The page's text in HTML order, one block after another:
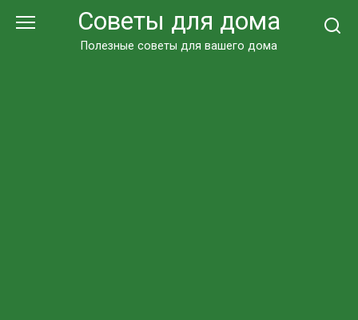
Советы для дома
Полезные советы для вашего дома